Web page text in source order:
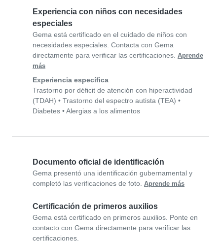
Experiencia con niños con necesidades
especiales
Gema está certificado en el cuidado de niños con
necesidades especiales. Contacta con Gema
directamente para verificar las certificaciones. Aprende
más
Experiencia específica
Trastorno por déficit de atención con hiperactividad
(TDAH) • Trastorno del espectro autista (TEA) •
Diabetes •Alergias a los alimentos
Documento oficial de identificación
Gema presentó una identificación gubernamental y
completó las verificaciones de foto. Aprende más
Certificación de primeros auxilios
Gema está certificado en primeros auxilios. Ponte en
contacto con Gema directamente para verificar las
certificaciones.